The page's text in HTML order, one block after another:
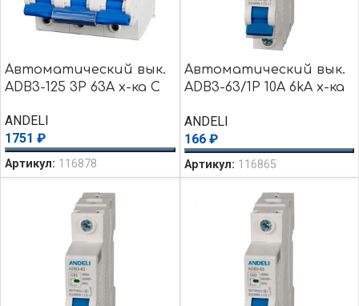
Автоматический вык.
ADB3-125 3P 63A х-ка C
ANDELI
1751 ₽
Артикул: 116878
Автоматический вык.
ADB3-63/1P 10A 6kA х-ка
ANDELI
166 ₽
Артикул: 116865